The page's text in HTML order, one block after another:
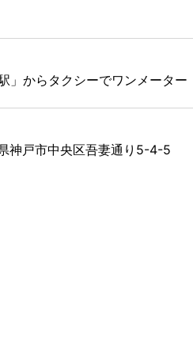
」からタクシーでワンメーター
神戸市中央区吾妻通り5-4-5